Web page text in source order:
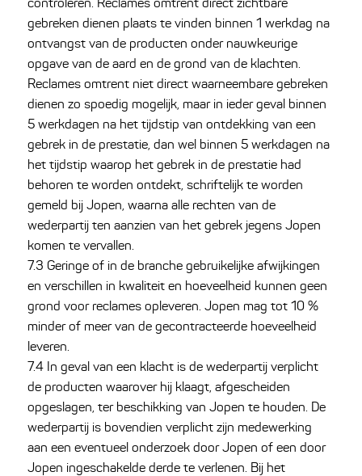
gebreken dienen plaats te vinden binnen 1 werkdag na
ontvangst van de producten onder nauwkeurige
opgave van de aard en de grond van de klachten.
Reclames omtrent niet direct waarneembare gebreken
dienen zo spoedig mogelijk, maar in ieder geval binnen
5 werkdagen na het tijdstip van ontdekking van een
gebrek in de prestatie, dan wel binnen 5 werkdagen na
het tijdstip waarop het gebrek in de prestatie had
behoren te worden ontdekt, schriftelijk te worden
gemeld bij Jopen, waarna alle rechten van de
wederpartij ten aanzien van het gebrek jegens Jopen
komen te vervallen.
7.3 Geringe of in de branche gebruikelijke afwijkingen
en verschillen in kwaliteit en hoeveelheid kunnen geen
grond voor reclames opleveren. Jopen mag tot 10 %
minder of meer van de gecontracteerde hoeveelheid
leveren.
7.4 In geval van een klacht is de wederpartij verplicht
de producten waarover hij klaagt, afgescheiden
opgeslagen, ter beschikking van Jopen te houden. De
wederpartij is bovendien verplicht zijn medewerking
aan een eventueel onderzoek door Jopen of een door
Jopen ingeschakelde derde te verlenen. Bij het